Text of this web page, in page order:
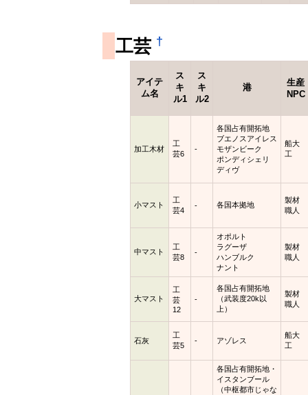
工芸 †
アイテ
ム名
ス
キ
ル1
ス
キ
ル2
港
生産
NPC
加工木材
工
芸6
-
各国占有開拓地
ブエノスアイレス
モザンビーク
ポンディシェリ
ディヴ
船大
工
小マスト
工
芸4
- 各国本拠地
製材
職人
中マスト
工
芸8
-
オポルト
ラグーザ
ハンブルク
ナント
製材
職人
大マスト
工
芸
12
-
各国占有開拓地
（武装度20k以
上）
製材
職人
石灰
工
芸5
- アゾレス
船大
工
各国占有開拓地・
イスタンブール
（中枢都市じゃな